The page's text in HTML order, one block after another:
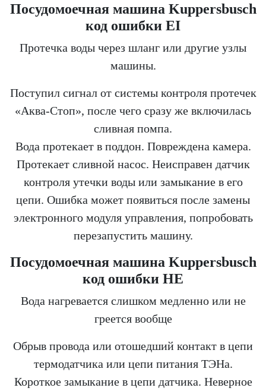
Посудомоечная машина Kuppersbusch
код ошибки EI
Протечка воды через шланг или другие узлы
машины.
Поступил сигнал от системы контроля протечек
«Аква-Стоп», после чего сразу же включилась
сливная помпа.
Вода протекает в поддон. Повреждена камера.
Протекает сливной насос. Неисправен датчик
контроля утечки воды или замыкание в его
цепи. Ошибка может появиться после замены
электронного модуля управления, попробовать
перезапустить машину.
Посудомоечная машина Kuppersbusch
код ошибки HE
Вода нагревается слишком медленно или не
греется вообще
Обрыв провода или отошедший контакт в цепи
термодатчика или цепи питания ТЭНа.
Короткое замыкание в цепи датчика. Неверное